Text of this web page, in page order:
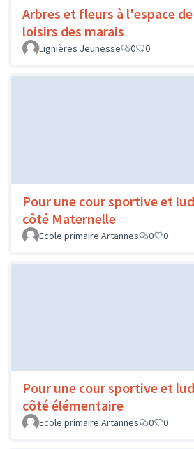
Arbres et fleurs à l'espace de
loisirs des marais
Lignières Jeunesse
0 0
Pour une cour sportive et
côté Maternelle
Ecole primaire Artannes
0 0
Pour une cour sportive et
côté élémentaire
Ecole primaire Artannes
0 0